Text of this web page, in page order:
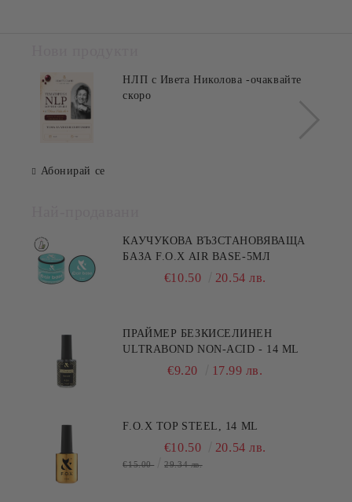
НЛП с Ивета Николова -очаквайте
скоро
Абонирай се
КАУЧУКОВА ВЪЗСТАНОВЯВАЩА
БАЗА F.O.X AIR BASE-5МЛ
€10.50 20.54 лв.
ПРАЙМЕР БЕЗКИСЕЛИНЕН
ULTRABOND NON-ACID - 14 ML
€9.20 17.99 лв.
F.O.X TOP STEEL, 14 ML
€10.50 20.54 лв.
€15.00 29.34 лв.